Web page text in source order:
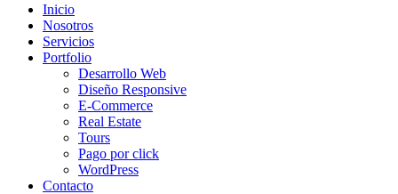
Inicio
Nosotros
Servicios
Portfolio
Desarrollo Web
Diseño Responsive
E-Commerce
Real Estate
Tours
Pago por click
WordPress
Contacto